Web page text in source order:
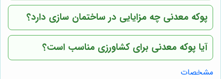
پوکه معدنی چه مزایایی در ساختمان سازی دارد؟
آیا پوکه معدنی برای کشاورزی مناسب است؟
مشخصات